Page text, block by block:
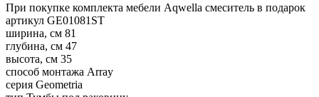
При покупке комплекта мебели Aqwella смеситель в подарок
артикул GE01081ST
ширина, см 81
глубина, см 47
высота, см 35
способ монтажа Array
серия Geometria